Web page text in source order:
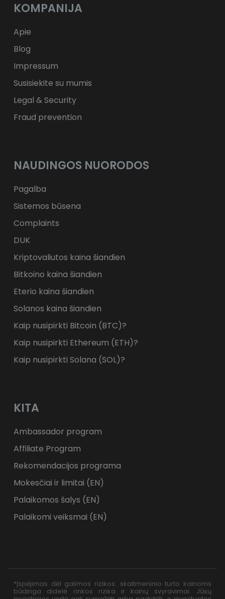
ft HUF
zł
KOMPANIJA
Apie
Blog
Impressum
Susisiekite su mumis
Legal & Security
Fraud prevention
NAUDINGOS NUORODOS
Pagalba
Sistemos būsena
Complaints
DUK
Kriptovaliutos kaina šiandien
Bitkoino kaina šiandien
Eterio kaina šiandien
Solanos kaina šiandien
Kaip nusipirkti Bitcoin (BTC)?
Kaip nusipirkti Ethereum (ETH)?
Kaip nusipirkti Solana (SOL)?
KITA
Ambassador program
Affiliate Program
Rekomendacijos programa
Mokesčiai ir limitai (EN)
Palaikomos šalys (EN)
Palaikomi veiksmai (EN)
*Įspėjimas dėl galimos rizikos: skaitmeninio turto kainoms
būdinga didelė rinkos rizika ir kainų svyravimai. Jūsų